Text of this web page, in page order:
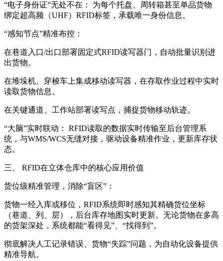
“电子身份证”无处不在： 为每个托盘、周转箱甚至单品货物
绑定超高频（UHF）RFID标签，承载唯一身份信息。
“感知节点”精准布控：
在巷道入口/出口部署固定式RFID读写器门，自动批量识别进
出货物。
在堆垛机、穿梭车上集成移动读写器，在存取作业过程中实时
读取货物信息。
在关键通道、工作站部署读写点，捕捉货物移动轨迹。
“大脑”实时联动： RFID读取的数据实时传输至后台管理系
统，与WMS/WCS无缝对接，驱动设备精准作业，更新库存状
态。
三、 RFID在立体仓库中的核心应用价值
货位级精准管理，消除“盲区”：
货物一经入库或移位，RFID系统即时感知其精确货位坐标
（巷道、列、层），后台库存地图实时更新。无论货物在多高
的货架深处，系统都能“看得见”、“找得到”。
彻底解决人工记录错误、货物“失踪”问题，为自动化设备提供
精准导航。